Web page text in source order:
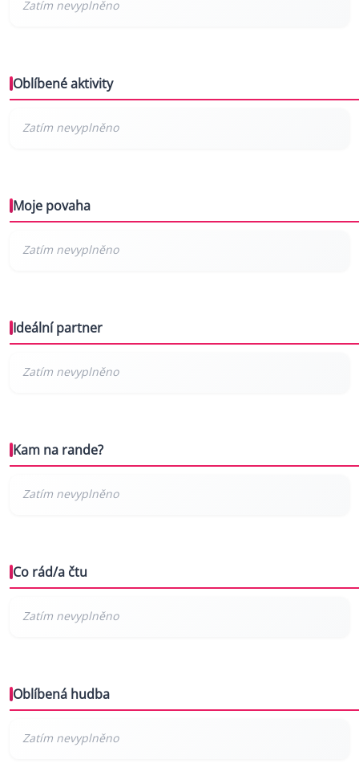
Oblíbené aktivity
Moje povaha
Ideální partner
Kam na rande?
Co rád/a čtu
Oblíbená hudba